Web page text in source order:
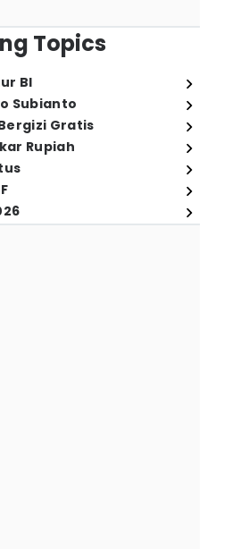
Topics
BI
Subianto
Gratis
Rupiah